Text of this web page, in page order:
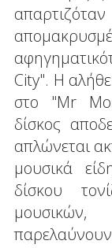
City". Η
στο "Mr
δίσκος
απλώνεται
μουσικά
δίσκου